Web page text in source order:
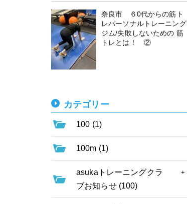
奈良市 ６0代からの筋ト
レパーソナルトレーニング
ジム/失敗しないための 筋
トレとは！ ②
カテゴリー
100 (1)
100m (1)
asukaトレーニングクラ
ブお知らせ (100)